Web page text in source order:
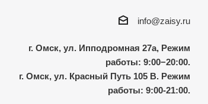
info@zaisy.ru
г. Омск, ул. Ипподромная 27а, Режим
работы: 9:00−20:00.
г. Омск, ул. Красный Путь 105 В. Режим
работы: 9:00-21:00.